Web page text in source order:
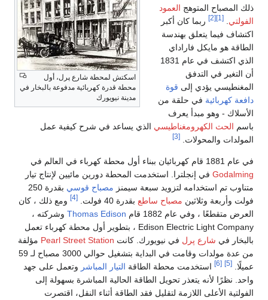
اسكتش لمحطة شارع پرل، أول
محطة قدرة كهربائية مدفوعة بالبخار في
مدينة نيويورك
ذلك المصباح المتوهج العمود
الفولتي
[1]
[2]
ربما كان أكبر
اكتشاف فيما يتعلق بهندسة
الطاقة هو مايكل فاراداي
الذي اكتشف في عام 1831
أن التغير في التدفق
المغنطيسي يؤدي إلى قوة
دافعة كهربائية في حلقة من
الأسلاك - وهو مبدأ يعرف
باسم الحث الكهرومغناطيسي الذي يساعد في شرح كيفية عمل
المولدات والمحولات.
[3]
في عام 1881 قام كهربائيان ببناء أول محطة كهرباء في العالم في
Godalming في إنجلترا. استخدمت المحطة دورين مائيين لإنتاج تيار
متناوب تم استخدامه لتزويد سبعة سيمنز مصباح قوسي
بقدرة 250
فولت وأربعة وثلاثين مصباح ساطع بقدرة 40 فولت. [4]
ومع ذلك ، كان
العرض متقطعًا ، وفي عام 1882 قام
Thomas Edison وشركته ،
Edison Electric Light Company ، بتطوير أول محطة كهرباء تعمل
بالبخار في شارع پرل في نيويورك. كانت Pearl Street Station مؤلفة
من عدة مولدات وقامت في البداية بتشغيل حوالي 3000 مصباح لـ 59
عميلًا.
[5]
[6] استخدمت محطة الطاقة التيار المباشر وتعمل على جهد
واحد. نظرًا لأنه يتعذر تحويل الطاقة الحالية المباشرة بسهولة إلى
الفولتية الأعلى اللازمة لتقليل فقد الطاقة أثناء النقل، اقتصرت